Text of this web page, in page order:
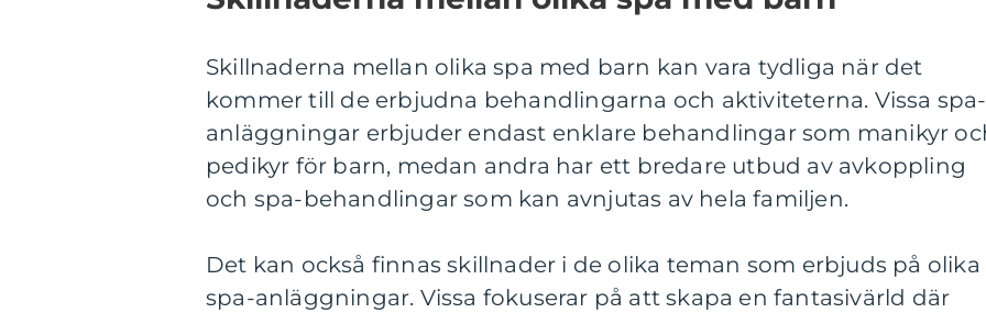
Skillnaderna mellan olika spa med barn kan vara tydliga när det
kommer till de erbjudna behandlingarna och aktiviteterna. Vissa spa-
anläggningar erbjuder endast enklare behandlingar som manikyr
pedikyr för barn, medan andra har ett bredare utbud av avkoppling
och spa-behandlingar som kan avnjutas av hela familjen.
Det kan också finnas skillnader i de olika teman som erbjuds på olika
spa-anläggningar. Vissa fokuserar på att skapa en fantasivärld där